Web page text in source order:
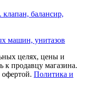
балансир,
машин, унитазов
целях, цены и
к продавцу магазина.
Политика и